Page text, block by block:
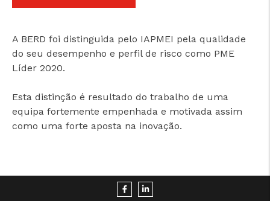
A BERD foi distinguida pelo IAPMEI pela qualidade
do seu desempenho e perfil de risco como PME
Líder 2020.
Esta distinção é resultado do trabalho de uma
equipa fortemente empenhada e motivada assim
como uma forte aposta na inovação.